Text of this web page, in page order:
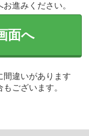
進みください。
面へ
違いがあります
ございます。